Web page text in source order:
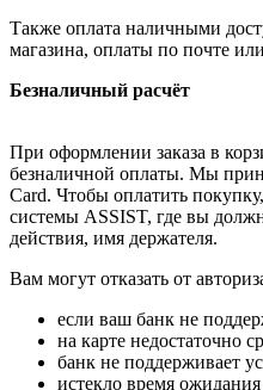
Также оплата наличными
магазина, оплаты по почте
Безналичный расчёт
При оформлении заказа в
безналичной оплаты. Мы
Card. Чтобы оплатить
системы ASSIST, где вы
действия, имя держателя.
Вам могут отказать от
если ваш банк не
на карте недостаточно
банк не поддерживает
истекло время